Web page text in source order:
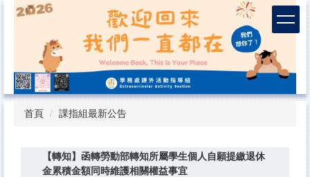
區
首頁
課指組最新公告
【轉知】函轉勞動部轉知所屬學生個人自願提繳退休
金累積金額同時維護相關權益事宜